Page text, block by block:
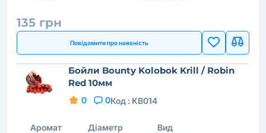
135 грн
Повідомити про наявність
Бойли Bounty Kolobok Krill / Robin
Red 10мм
0 0Код : KB014
Аромат Діаметр Вид